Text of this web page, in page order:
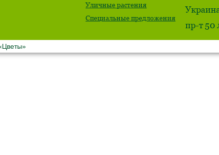
Уличные растения
Специальные предложения
пр-т 50